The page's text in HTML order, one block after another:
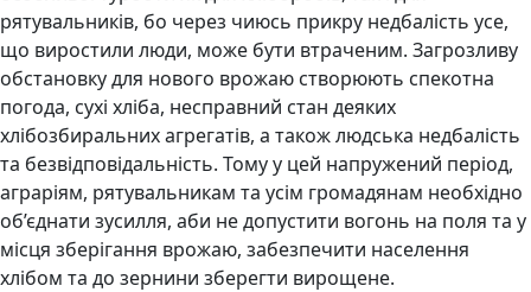
рятувальників, бо через чиюсь прикру недбалість усе,
що виростили люди, може бути втраченим. Загрозливу
обстановку для нового врожаю створюють спекотна
погода, сухі хліба, несправний стан деяких
хлібозбиральних агрегатів, а також людська недбалість
та безвідповідальність. Тому у цей напружений період,
аграріям, рятувальникам та усім громадянам необхідно
об’єднати зусилля, аби не допустити вогонь на поля та у
місця зберігання врожаю, забезпечити населення
хлібом та до зернини зберегти вирощене.